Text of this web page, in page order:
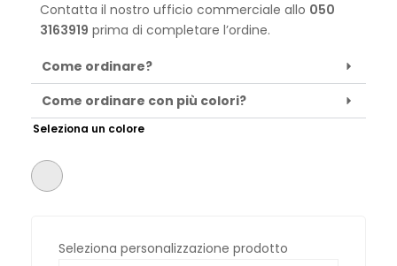
Contatta il nostro ufficio commerciale allo 050
3163919 prima di completare l’ordine.
Come ordinare?
Come ordinare con più colori?
Seleziona un colore
Seleziona personalizzazione prodotto